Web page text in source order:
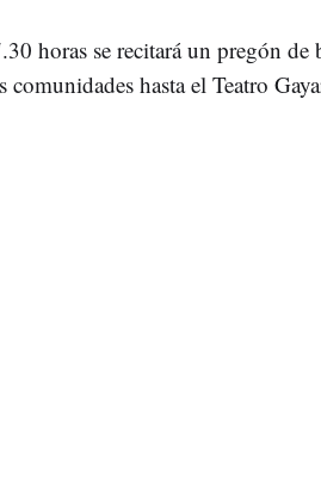
horas se recitará un pregón
comunidades hasta el Teatro